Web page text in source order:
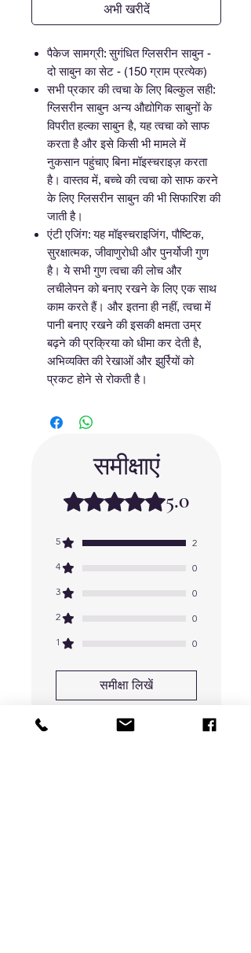
अभी खरीदें
पैकेज सामग्री: सुगंधित ग्लिसरीन साबुन -
दो साबुन का सेट - (150 ग्राम प्रत्येक)
सभी प्रकार की त्वचा के लिए बिल्कुल सही:
ग्लिसरीन साबुन अन्य औद्योगिक साबुनों के
विपरीत हल्का साबुन है, यह त्वचा को साफ
करता है और इसे किसी भी मामले में
नुकसान पहुंचाए बिना मॉइस्चराइज़ करता
है। वास्तव में, बच्चे की त्वचा को साफ करने
के लिए ग्लिसरीन साबुन की भी सिफारिश की
जाती है।
एंटी एजिंग: यह मॉइस्चराइजिंग, पौष्टिक,
सुरक्षात्मक, जीवाणुरोधी और पुनर्योजी गुण
है। ये सभी गुण त्वचा की लोच और
लचीलेपन को बनाए रखने के लिए एक साथ
काम करते हैं। और इतना ही नहीं, त्वचा में
पानी बनाए रखने की इसकी क्षमता उम्र
बढ़ने की प्रक्रिया को धीमा कर देती है,
अभिव्यक्ति की रेखाओं और झुर्रियों को
प्रकट होने से रोकती है।
समीक्षाएं
5 में से 5 स्टार के रूप में रेट किया गया।
5.0
5
2
4
0
3
0
2
0
1
0
समीक्षा लिखें